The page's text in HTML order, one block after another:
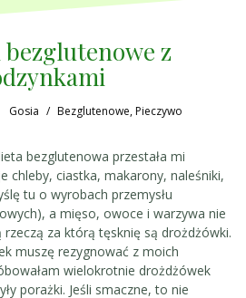
bezglutenowe z
Gosia Bezglutenowe,Pieczywo
bezglutenowa przestała mi
chleby, ciastka, makarony, naleśniki,
tu o wyrobach przemysłu
a mięso, owoce i warzywa nie
rzeczą za którą tęsknię są drożdżówki.
muszę rezygnować z moich
wielokrotnie drożdżówek
porażki. Jeśli smaczne, to nie